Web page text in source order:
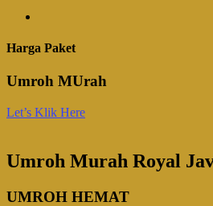
Harga Paket
Umroh MUrah
Let’s Klik Here
Umroh Murah Royal
UMROH HEMAT